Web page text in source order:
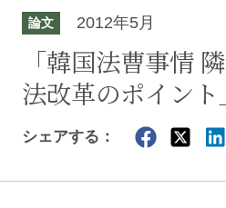
論文 2012年5月
「韓国法曹事情
法改革のポイント」
シェアする：